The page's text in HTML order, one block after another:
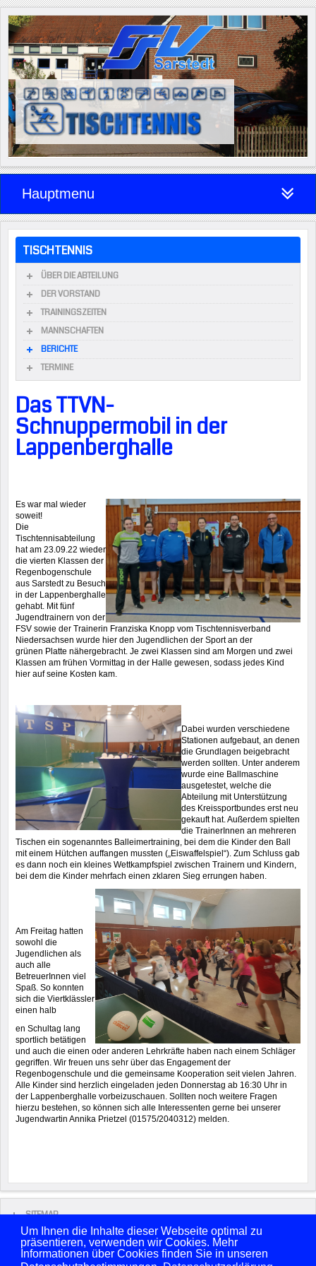
Um Ihnen die Inhalte dieser Webseite optimal zu
präsentieren, verwenden wir Cookies. Mehr
Informationen über Cookies finden Sie in unseren
Hauptmenu
TISCHTENNIS
ÜBER DIE ABTEILUNG
DER VORSTAND
TRAININGSZEITEN
MANNSCHAFTEN
BERICHTE
TERMINE
Das TTVN-
Schnuppermobil in der
Lappenberghalle
Es war mal wieder
soweit!
Die
Tischtennisabteilung
hat am 23.09.22 wieder
die vierten Klassen der
Regenbogenschule
aus Sarstedt zu Besuch
in der Lappenberghalle
gehabt. Mit fünf
Jugendtrainern von der
FSV sowie der Trainerin Franziska Knopp vom Tischtennisverband
Niedersachsen wurde hier den Jugendlichen der Sport an der
grünen Platte nähergebracht. Je zwei Klassen sind am Morgen und zwei
Klassen am frühen Vormittag in der Halle gewesen, sodass jedes Kind
hier auf seine Kosten kam.
Dabei wurden verschiedene
Stationen aufgebaut, an denen
die Grundlagen beigebracht
werden sollten. Unter anderem
wurde eine Ballmaschine
ausgetestet, welche die
Abteilung mit Unterstützung
des Kreissportbundes erst neu
gekauft hat. Außerdem spielten
die TrainerInnen an mehreren
Tischen ein sogenanntes Balleimertraining, bei dem die Kinder den Ball
mit einem Hütchen auffangen mussten („Eiswaffelspiel“). Zum Schluss gab
es dann noch ein kleines Wettkampfspiel zwischen Trainern und Kindern,
bei dem die Kinder mehrfach einen zklaren Sieg errungen haben.
Am Freitag hatten
sowohl die
Jugendlichen als
auch alle
BetreuerInnen viel
Spaß. So konnten
sich die Viertklässler
einen halb
en Schultag lang
sportlich betätigen
und auch die einen oder anderen Lehrkräfte haben nach einem Schläger
gegriffen. Wir freuen uns sehr über das Engagement der
Regenbogenschule und die gemeinsame Kooperation seit vielen Jahren.
Alle Kinder sind herzlich eingeladen jeden Donnerstag ab 16:30 Uhr in
der Lappenberghalle vorbeizuschauen. Sollten noch weitere Fragen
hierzu bestehen, so können sich alle Interessenten gerne bei unserer
Jugendwartin Annika Prietzel (01575/2040312) melden.
SITEMAP
Copyright © 2026 FSV Sarstedt von 1861 e.V. Alle Rechte vorbehalten.
Benutzername
Passwort